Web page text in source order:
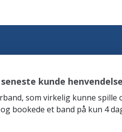
kunde
som virkelig kunne
bookede et band på kun 4